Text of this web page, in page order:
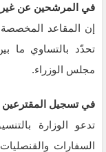
في المرشحين عن غير
إن المقاعد
تحدّد بالتساوي ما
مجلس الوزراء.
في تسجيل المقترعين
تدعو الوزارة
السفارات والقنصليات